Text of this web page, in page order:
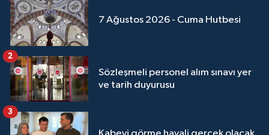
7 Ağustos 2026 - Cuma Hutbesi
Sözleşmeli personel alım sınavı yer
ve tarih duyurusu
2
3
Yozgat Müftülüğü
Zonguldak Müftülüğü